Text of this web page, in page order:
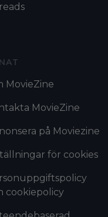
MovieZine
MovieZine
på Moviezine
för cookies
cookiepolicy